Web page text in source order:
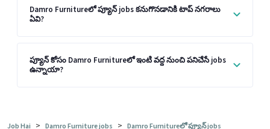
Damro Furnitureలో ప్యూన్ jobs కనుగొనడానికి టాప్ నగరాలు
ఏవి?
ప్యూన్ కోసం Damro Furnitureలో ఇంటి వద్ద నుంచి పనిచేసే jobs
ఉన్నాయా?
Job Hai > Damro Furniture jobs > Damro Furnitureలో ప్యూన్ jobs